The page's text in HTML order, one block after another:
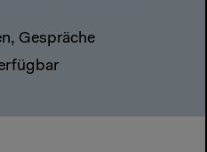
Gespräche